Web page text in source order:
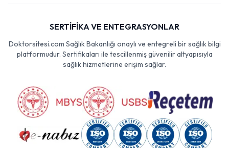
SERTİFİKA VE ENTEGRASYONLAR
Doktorsitesi.com Sağlık Bakanlığı onaylı ve entegreli bir sağlık bilgi
platformudur. Sertifikaları ile tescillenmiş güvenilir altyapısıyla
sağlık hizmetlerine erişim sağlar.